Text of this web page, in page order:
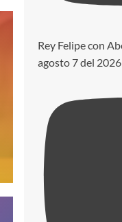
Rey Felipe con
agosto 7 del 2026